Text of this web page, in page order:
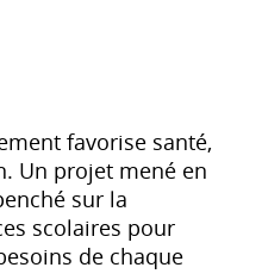
favorise santé,
Un projet mené en
sur la
scolaires pour
de chaque